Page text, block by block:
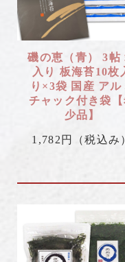
磯の恵（青） 3帖
入り 板海苔10枚
り×3袋 国産 アル
チャック付き袋【
少品】
1,782円 （税込み